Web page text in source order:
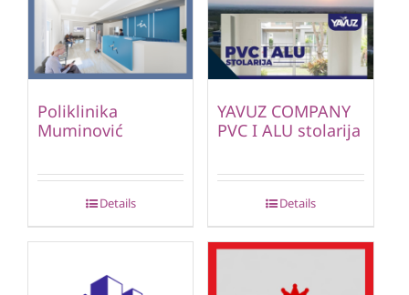
Poliklinika
Muminović
Details
YAVUZ COMPANY
PVC I ALU stolarija
Details